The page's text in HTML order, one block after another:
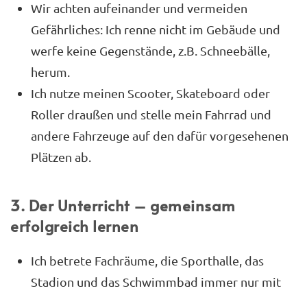
Wir achten aufeinander und vermeiden
Gefährliches: Ich renne nicht im Gebäude und
werfe keine Gegenstände, z.B. Schneebälle,
herum.
Ich nutze meinen Scooter, Skateboard oder
Roller draußen und stelle mein Fahrrad und
andere Fahrzeuge auf den dafür vorgesehenen
Plätzen ab.
3. Der Unterricht – gemeinsam
erfolgreich lernen
Ich betrete Fachräume, die Sporthalle, das
Stadion und das Schwimmbad immer nur mit